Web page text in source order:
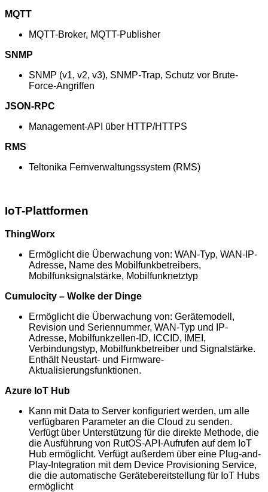
MQTT
MQTT-Broker, MQTT-Publisher
SNMP
SNMP (v1, v2, v3), SNMP-Trap, Schutz vor Brute-
Force-Angriffen
JSON-RPC
Management-API über HTTP/HTTPS
RMS
Teltonika Fernverwaltungssystem (RMS)
IoT-Plattformen
ThingWorx
Ermöglicht die Überwachung von: WAN-Typ, WAN-IP-
Adresse, Name des Mobilfunkbetreibers,
Mobilfunksignalstärke, Mobilfunknetztyp
Cumulocity – Wolke der Dinge
Ermöglicht die Überwachung von: Gerätemodell,
Revision und Seriennummer, WAN-Typ und IP-
Adresse, Mobilfunkzellen-ID, ICCID, IMEI,
Verbindungstyp, Mobilfunkbetreiber und Signalstärke.
Enthält Neustart- und Firmware-
Aktualisierungsfunktionen.
Azure IoT Hub
Kann mit Data to Server konfiguriert werden, um alle
verfügbaren Parameter an die Cloud zu senden.
Verfügt über Unterstützung für die direkte Methode, die
die Ausführung von RutOS-API-Aufrufen auf dem IoT
Hub ermöglicht. Verfügt außerdem über eine Plug-and-
Play-Integration mit dem Device Provisioning Service,
die die automatische Gerätebereitstellung für IoT Hubs
ermöglicht